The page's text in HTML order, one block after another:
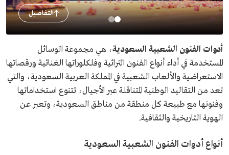
التفاصيل
أدوات الفنون الشعبية السعودية، هي مجموعة الوسائل
المستخدمة في أداء أنواع الفنون التراثية وفلكلوراتها الغنائية ورقصاتها
الاستعراضية والألعاب الشعبية في المملكة العربية السعودية، والتي
تعد من التقاليد الوطنية المتناقلة عبر الأجيال، تتنوع استخداماتها
وفنونها مع طبيعة كل منطقة من مناطق السعودية، وتعبر عن
الهوية التاريخية والثقافية.
أنواع أدوات الفنون الشعبية السعودية